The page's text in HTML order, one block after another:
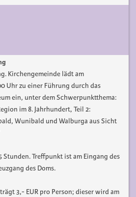
Kirchengemeinde lädt am
Uhr zu einer Führung durch das
ein, unter dem Schwerpunktthema:
im 8. Jahrhundert, Teil 2:
Wunibald und Walburga aus Sicht
Stunden. Treffpunkt ist am Eingang des
des Doms.
3,- EUR pro Person; dieser wird am